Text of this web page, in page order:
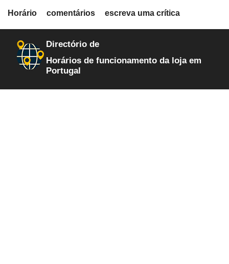
loja-de-roupa
Directório de
Horários de funcionamento da loja em
Portugal
Horário comentários escreva uma crítica